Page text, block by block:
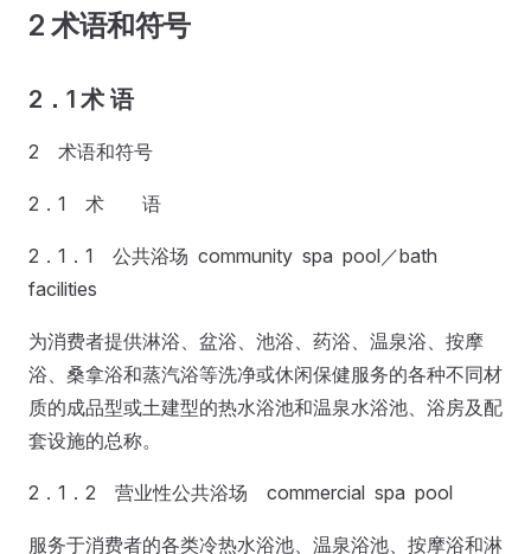
2 术语和符号
2．1 术 语
2 术语和符号
2．1 术 语
2．1．1 公共浴场 community spa pool／bath
facilities
为消费者提供淋浴、盆浴、池浴、药浴、温泉浴、按摩
浴、桑拿浴和蒸汽浴等洗净或休闲保健服务的各种不同材
质的成品型或土建型的热水浴池和温泉水浴池、浴房及配
套设施的总称。
2．1．2 营业性公共浴场 commercial spa pool
服务于消费者的各类冷热水浴池、温泉浴池、按摩浴和淋